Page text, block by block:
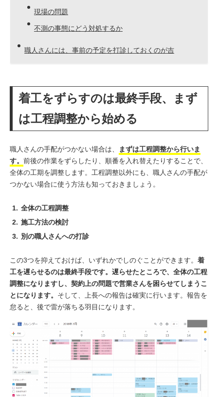
現場の問題
不測の事態にどう対処するか
職人さんには、事前の予定を打診しておくのが吉
着工をずらすのは最終手段、まず
は工程調整から始める
職人さんの手配がつかない場合は、
まずは工程調整から行いま
す。 前後の作業をずらしたり、順番を入れ替えたりすることで、
全体の工期を調整します。 工程調整以外にも、職人さんの手配が
つかない場合に使う方法も知っておきましょう。
全体の工程調整
施工方法の検討
別の職人さんへの打診
この3つを抑えておけば、いずれかでしのぐことができます。 着
工を遅らせるのは最終手段です。遅らせたところで、全体の工程
調整になりますし、契約上の問題で営業さんを困らせてしまうこ
とになります。 そして、上長への報告は確実に行います。報告を
怠ると、後で雷が落ちる羽目になります。